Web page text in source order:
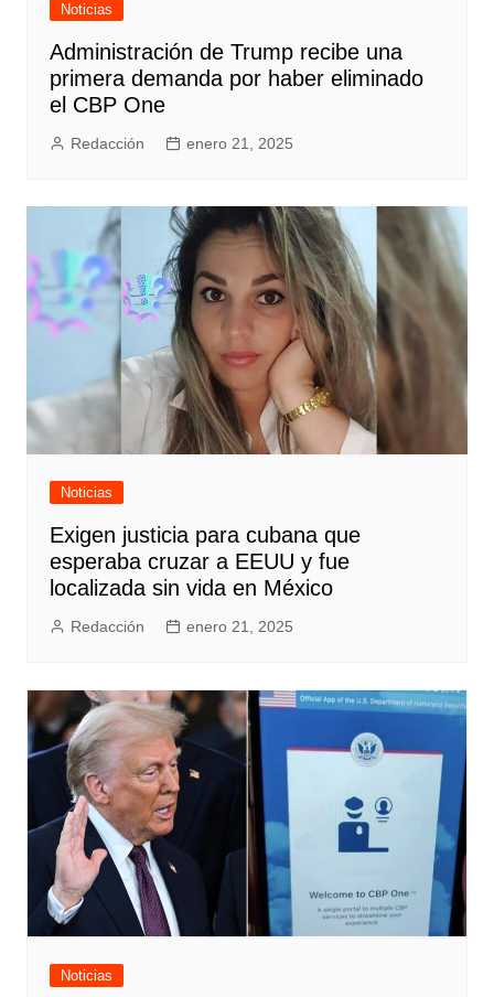
Noticias
Administración de Trump recibe una
primera demanda por haber eliminado
el CBP One
Redacción enero 21, 2025
Noticias
Exigen justicia para cubana que
esperaba cruzar a EEUU y fue
localizada sin vida en México
Redacción enero 21, 2025
Noticias